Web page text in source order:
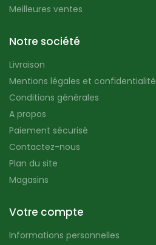
Meilleures ventes
Notre société
Livraison
Mentions légales et confidentialité
Conditions générales
A propos
Paiement sécurisé
Contactez-nous
Plan du site
Magasins
Votre compte
Informations personnelles